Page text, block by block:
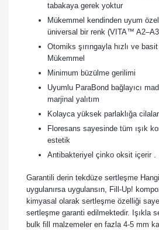
tabakaya gerek yoktur
Mükemmel kendinden uyum
üniversal bir renk (VITA™
Otomiks şırıngayla hızlı ve
Mükemmel
Minimum büzülme gerilimi
Uyumlu ParaBond bağlayıcı
marjinal yalıtım
Kolayca yüksek parlaklığa
Floresans sayesinde tüm ışık
estetik
Antibakteriyel çinko oksit içerir .
Garantili derin tekdüze sertleşme Hangi
uygulanırsa uygulansın, Fill-Up!
kimyasal olarak sertleşme özelliği
sertleşme garanti edilmektedir. Işıkla
bulk fill malzemeler en fazla 4-5 mm